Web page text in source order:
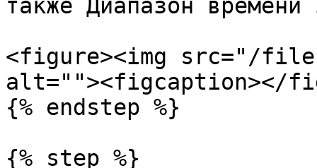
также Диапазон времени
<figure><img src="/files/
alt=""><figcaption></
{% endstep %}
{% step %}